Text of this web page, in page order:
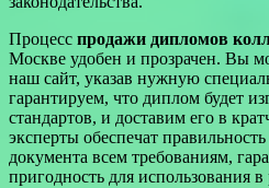
Процесс продажи дипломов
Москве удобен и прозрачен. Вы
наш сайт, указав нужную
гарантируем, что диплом будет
стандартов, и доставим его в
эксперты обеспечат
документа всем требованиям,
пригодность для использования